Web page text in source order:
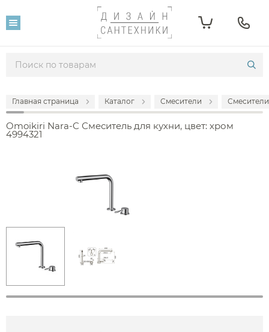
Главная страница Каталог Смесители
Omoikiri Nara-C Смеситель для кухни, цвет: хром
4994321